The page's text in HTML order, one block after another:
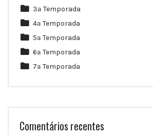
3ª Temporada
4ª Temporada
5ª Temporada
6ª Temporada
7ª Temporada
Comentários recentes